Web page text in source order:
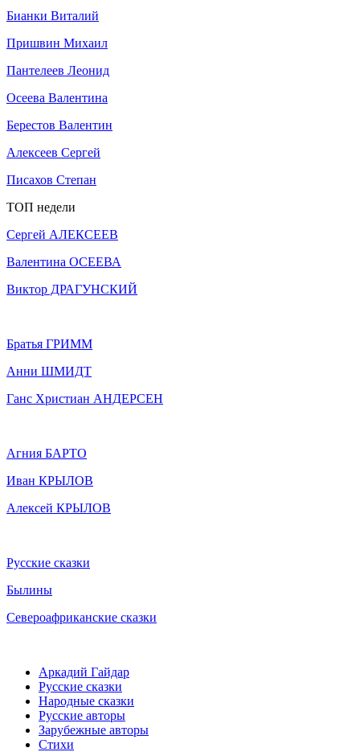
Бианки Виталий
Пришвин Михаил
Пантелеев Леонид
Осеева Валентина
Берестов Валентин
Алексеев Сергей
Писахов Степан
ТОП недели
Сергей АЛЕКСЕЕВ
Валентина ОСЕЕВА
Виктор ДРАГУНСКИЙ
Братья ГРИММ
Анни ШМИДТ
Ганс Христиан АНДЕРСЕН
Агния БАРТО
Иван КРЫЛОВ
Алексей КРЫЛОВ
Русские сказки
Былины
Североафриканские сказки
Аркадий Гайдар
Русские сказки
Народные сказки
Русские авторы
Зарубежные авторы
Стихи